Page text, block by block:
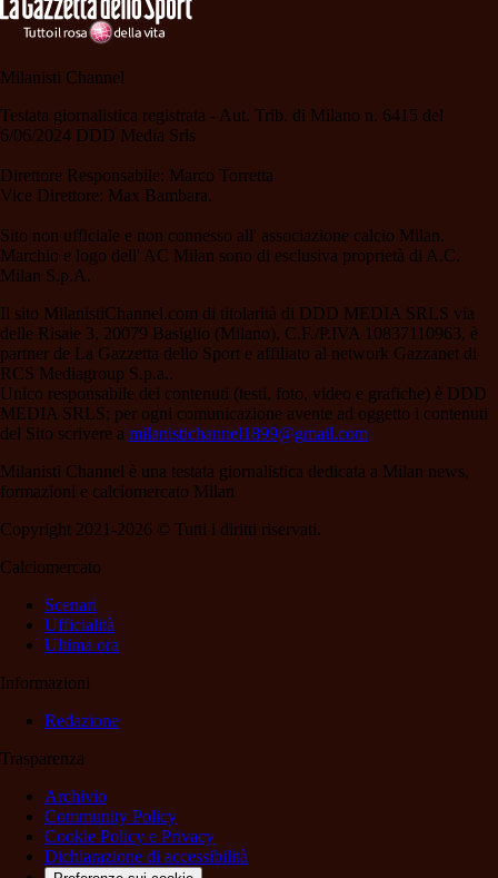
Milanisti Channel
Testata giornalistica registrata - Aut. Trib. di Milano n. 6415 del
6/06/2024 DDD Media Srls
Direttore Responsabile: Marco Torretta
Vice Direttore: Max Bambara.
Sito non ufficiale e non connesso all' associazione calcio Milan.
Marchio e logo dell' AC Milan sono di esclusiva proprietà di A.C.
Milan S.p.A.
Il sito MilanistiChannel.com di titolarità di DDD MEDIA SRLS via
delle Risaie 3, 20079 Basiglio (Milano), C.F./P.IVA 10837110963, è
partner de La Gazzetta dello Sport e affiliato al network Gazzanet di
RCS Mediagroup S.p.a..
Unico responsabile dei contenuti (testi, foto, video e grafiche) è DDD
MEDIA SRLS; per ogni comunicazione avente ad oggetto i contenuti
del Sito scrivere a milanistichannel1899@gmail.com
Milanisti Channel è una testata giornalistica dedicata a Milan news,
formazioni e calciomercato Milan
Copyright 2021-2026 © Tutti i diritti riservati.
Calciomercato
Scenari
Ufficialità
Ultima ora
Informazioni
Redazione
Trasparenza
Archivio
Community Policy
Cookie Policy e Privacy
Dichiarazione di accessibilità